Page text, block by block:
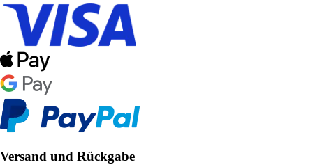
Versand und Rückgabe